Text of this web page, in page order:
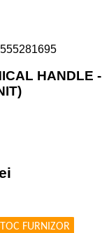
HANDLE -
FURNIZOR